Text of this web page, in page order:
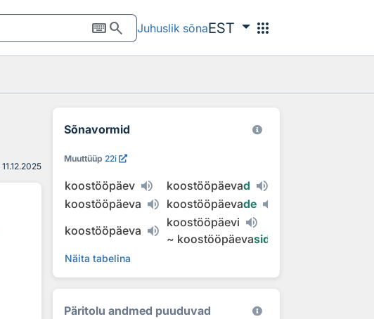
keyboardsearch Juhuslik sõnaEST apps
11.12.2025
Sõnavormid
Muuttüüp 22i
koostööpäev koostööpäevad
koostööpäeva
koostööpäevade
koostööpäeva
koostööpäevi
~ koostööpäevasid
Näita tabelina
Päritolu andmed puuduvad